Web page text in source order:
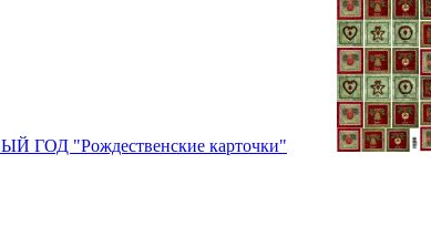
ГОД "Рождественские карточки"